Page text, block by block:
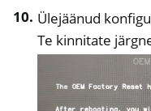
Ülejäänud
Te kinnitate